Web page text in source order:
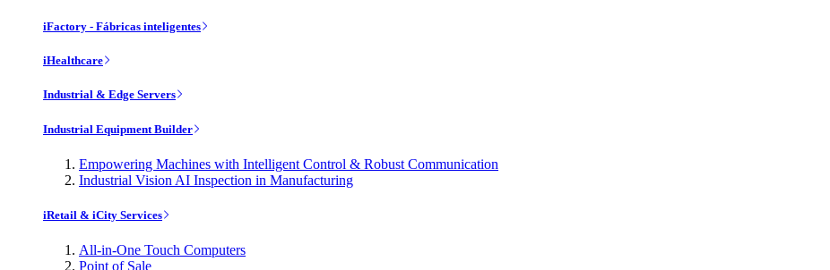
iFactory - Fábricas inteligentes
iHealthcare
Industrial & Edge Servers
Industrial Equipment Builder
Empowering Machines with Intelligent Control & Robust Communication
Industrial Vision AI Inspection in Manufacturing
iRetail & iCity Services
All-in-One Touch Computers
Point of Sale